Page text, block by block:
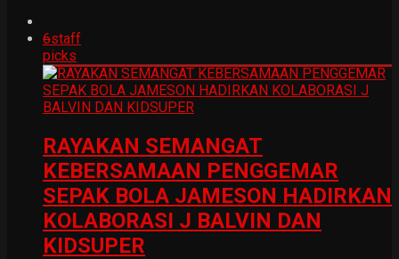
6staff
picks
RAYAKAN SEMANGAT
KEBERSAMAAN PENGGEMAR
SEPAK BOLA JAMESON HADIRKAN
KOLABORASI J BALVIN DAN
KIDSUPER